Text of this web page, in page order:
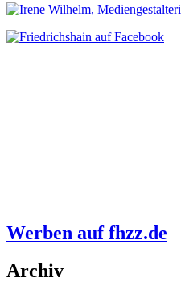
Werben auf fhzz.de
Archiv